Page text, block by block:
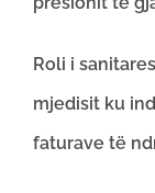
Roli i
mjedisit ku
faturave të